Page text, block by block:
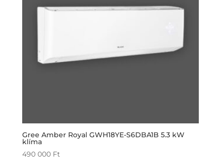
Gree Amber Royal GWH18YE-S6DBA1B 5.3 kW
klíma
490 000 Ft